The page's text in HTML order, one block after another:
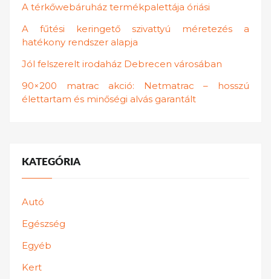
A térkőwebáruház termékpalettája óriási
A fűtési keringető szivattyú méretezés a
hatékony rendszer alapja
Jól felszerelt irodaház Debrecen városában
90×200 matrac akció: Netmatrac – hosszú
élettartam és minőségi alvás garantált
KATEGÓRIA
Autó
Egészség
Egyéb
Kert